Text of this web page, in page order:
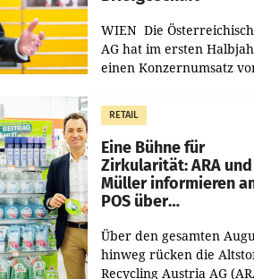
WIEN Die
AG hat im ersten
einen Konzernumsatz
erwirtschaftet, was
von 3,8 Prozent
dem Vergleichszeitraum
RETAIL
Eine Bühne für
Zirkularität: ARA und
Müller informieren
POS über
Über den gesamten
hinweg rücken die
Recycling Austria AG